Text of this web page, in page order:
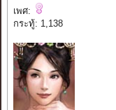
เพศ:
กระทู้: 1,138